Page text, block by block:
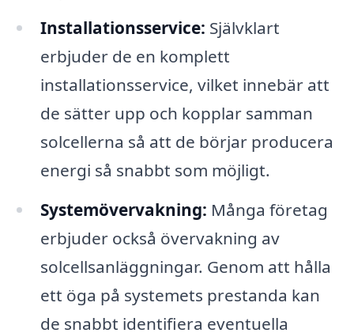
Installationsservice: Självklart
erbjuder de en komplett
installationsservice, vilket innebär att
de sätter upp och kopplar samman
solcellerna så att de börjar producera
energi så snabbt som möjligt.
Systemövervakning: Många företag
erbjuder också övervakning av
solcellsanläggningar. Genom att hålla
ett öga på systemets prestanda kan
de snabbt identifiera eventuella